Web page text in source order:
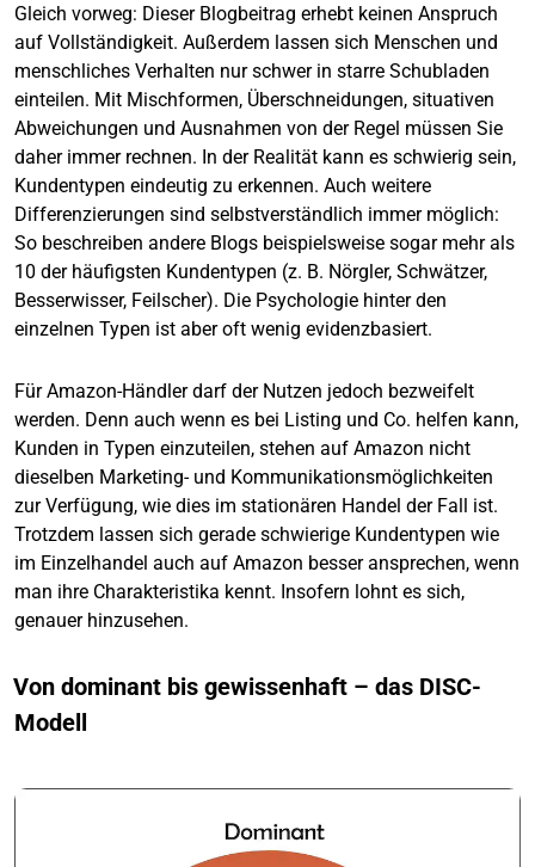
Gleich vorweg: Dieser Blogbeitrag erhebt keinen Anspruch
auf Vollständigkeit. Außerdem lassen sich Menschen und
menschliches Verhalten nur schwer in starre Schubladen
einteilen. Mit Mischformen, Überschneidungen, situativen
Abweichungen und Ausnahmen von der Regel müssen Sie
daher immer rechnen. In der Realität kann es schwierig sein,
Kundentypen eindeutig zu erkennen. Auch weitere
Differenzierungen sind selbstverständlich immer möglich:
So beschreiben andere Blogs beispielsweise sogar mehr als
10 der häufigsten Kundentypen (z. B. Nörgler, Schwätzer,
Besserwisser, Feilscher). Die Psychologie hinter den
einzelnen Typen ist aber oft wenig evidenzbasiert.
Für Amazon-Händler darf der Nutzen jedoch bezweifelt
werden. Denn auch wenn es bei Listing und Co. helfen kann,
Kunden in Typen einzuteilen, stehen auf Amazon nicht
dieselben Marketing- und Kommunikationsmöglichkeiten
zur Verfügung, wie dies im stationären Handel der Fall ist.
Trotzdem lassen sich gerade schwierige Kundentypen wie
im Einzelhandel auch auf Amazon besser ansprechen, wenn
man ihre Charakteristika kennt. Insofern lohnt es sich,
genauer hinzusehen.
Von dominant bis gewissenhaft – das DISC-
Modell